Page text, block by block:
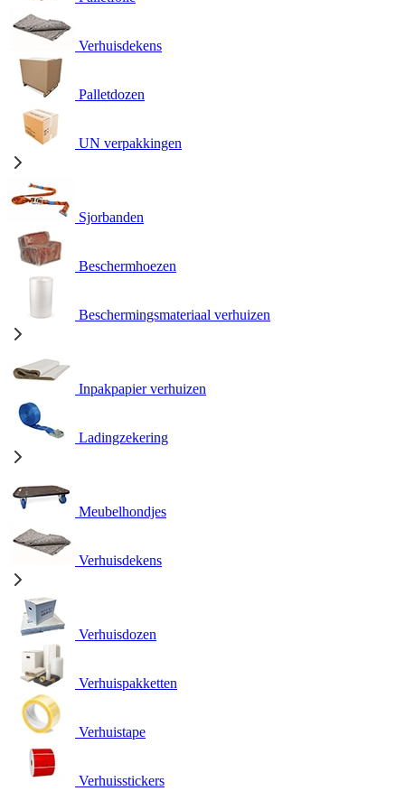
Verhuisdekens
Palletdozen
UN verpakkingen
Sjorbanden
Beschermhoezen
Beschermingsmateriaal verhuizen
Inpakpapier verhuizen
Ladingzekering
Meubelhondjes
Verhuisdekens
Verhuisdozen
Verhuispakketten
Verhuistape
Verhuisstickers